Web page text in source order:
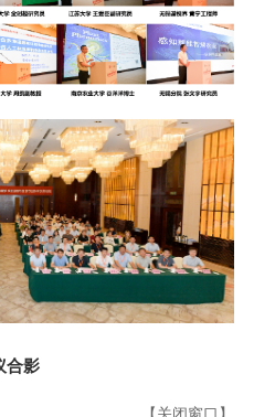
合影